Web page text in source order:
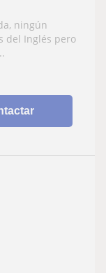
ningún
del Inglés pero